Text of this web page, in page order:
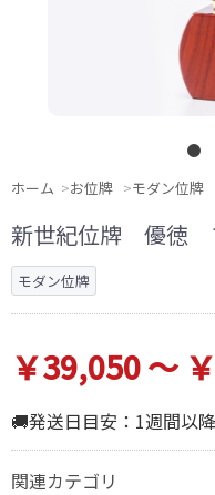
ホーム お位牌 モダン位牌
新世紀位牌 優徳
モダン位牌
￥39,050 ～
🚚発送日目安：1週間以降
関連カテゴリ